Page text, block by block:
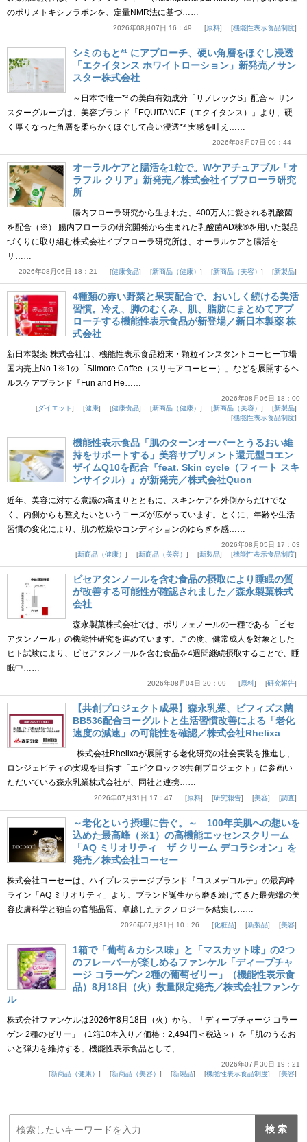
のポリメトキシフラボンを、定量NMR法に基づ……
2026年08月07日 16：49 原料 機能性表示食品制度
シミのもと*¹ にアプローチ、硬い角層をほぐし浸透
「エクイタンス ホワイトローション」新発売／サン
スター株式会社
～日本で唯一*² の美白有効成分「リノレックS」配合～ サン
スターグループは、美容ブランド「EQUITANCE（エクイタンス）」より、硬
く厚くなった角層を柔らかくほぐして高い浸透*³ 実感を叶え……
2026年08月07日 09：44
オーラルケアと腸活を1粒で。Wケアチュアブル「オ
ラフル クリア」新発売／株式会社イブフローラ研究
所
腸内フローラ研究から生まれた、400万人に愛される乳酸菌
を配合（※） 腸内フローラの研究開発から生まれた乳酸菌AD株®を用いた製品
づくりに取り組む株式会社イブフローラ研究所は、オーラルケアと腸活を
サ……
2026年08月06日 18：21 健康食品 新商品（健康） 新商品（美容） 新製品
4種類の赤い野菜と果実配合で、おいしく続ける美活
習慣。冷え、脚のむくみ、肌、脂肪にまとめてアプ
ローチする機能性表示食品が新登場／新日本製薬 株
式会社
新日本製薬 株式会社は、機能性表示食品粉末・顆粒インスタントコーヒー市場
国内売上No.1※1の「Slimore Coffee（スリモアコーヒー）」などを展開するヘ
ルスケアブランド『Fun and He……
2026年08月06日 18：00
ダイエット
健康 健康食品 新商品（健康） 新商品（美容）
新製品
機能性表示食品制度
機能性表示食品「肌のターンオーバーとうるおい維
持をサポートする」美容サプリメント還元型コエン
ザイムQ10を配合『feat. Skin cycle（フィート スキ
ンサイクル）』が新発売／株式会社Quon
近年、美容に対する意識の高まりとともに、スキンケアを外側からだけでな
く、内側からも整えたいというニーズが広がっています。とくに、年齢や生活
習慣の変化により、肌の乾燥やコンディションのゆらぎを感……
2026年08月05日 17：03
新商品（健康）
新商品（美容） 新製品 機能性表示食品制度
ピセアタンノールを含む食品の摂取により睡眠の質
が改善する可能性が確認されました／森永製菓株式
会社
森永製菓株式会社では、ポリフェノールの一種である「ピセ
アタンノール」の機能性研究を進めています。この度、健常成人を対象とした
ヒト試験により、ピセアタンノールを含む食品を4週間継続摂取することで、睡
眠中……
2026年08月04日 20：09 原料 研究報告
【共創プロジェクト成果】森永乳業、ビフィズス菌
BB536配合ヨーグルトと生活習慣改善による「老化
速度の減速」の可能性を確認／株式会社Rhelixa
株式会社Rhelixaが展開する老化研究の社会実装を推進し、
ロンジェビティの実現を目指す「エピクロック®共創プロジェクト」に参画い
ただいている森永乳業株式会社が、同社と連携……
2026年07月31日 17：47 原料 研究報告 美容 調査
～老化という摂理に告ぐ。～ 100年美肌への想いを
込めた最高峰（※1）の高機能エッセンスクリーム
「AQ ミリオリティ ザ クリーム デコラシオン」を
発売／株式会社コーセー
株式会社コーセーは、ハイプレステージブランド『コスメデコルテ』の最高峰
ライン「AQ ミリオリティ」より、ブランド誕生から磨き続けてきた最先端の美
容皮膚科学と独自の官能品質、卓越したテクノロジーを結集し……
2026年07月31日 10：26 化粧品 新製品 美容
1箱で「葡萄＆カシス味」と「マスカット味」の2つ
のフレーバーが楽しめるファンケル「ディープチャ
ージ コラーゲン 2種の葡萄ゼリー」（機能性表示食
品）8月18日（火）数量限定発売／株式会社ファンケ
ル
株式会社ファンケルは2026年8月18日（火）から、「ディープチャージ コラー
ゲン 2種のゼリー」（1箱10本入り／価格：2,494円＜税込＞）を「肌のうるお
いと弾力を維持する」機能性表示食品として、……
2026年07月30日 19：21
新商品（健康）
新商品（美容） 新製品 機能性表示食品制度 美容